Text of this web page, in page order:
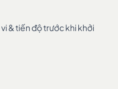
& tiến độ trước khi khởi